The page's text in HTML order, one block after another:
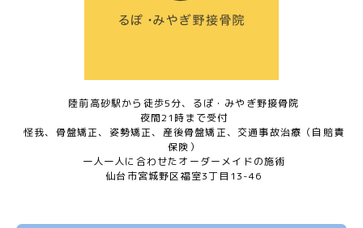
陸前高砂駅から徒歩5分、るぽ・みやぎ野接骨院
夜間21時まで受付
怪我、骨盤矯正、姿勢矯正、産後骨盤矯正、交通事故治療（自賠責
保険）
一人一人に合わせたオーダーメイドの施術
仙台市宮城野区福室3丁目13-46